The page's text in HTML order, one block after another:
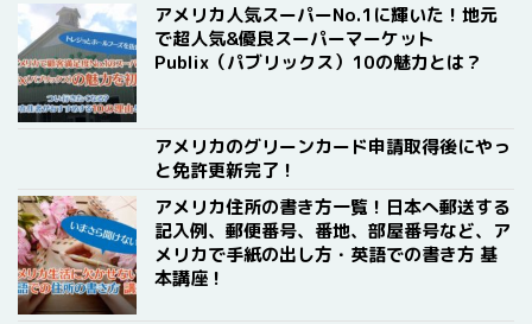
アメリカ人気スーパーNo.1に輝いた！地元
で超人気&優良スーパーマーケット
Publix（パブリックス）10の魅力とは？
アメリカのグリーンカード申請取得後にやっ
と免許更新完了！
アメリカ住所の書き方一覧！日本へ郵送する
記入例、郵便番号、番地、部屋番号など、ア
メリカで手紙の出し方・英語での書き方 基
本講座！